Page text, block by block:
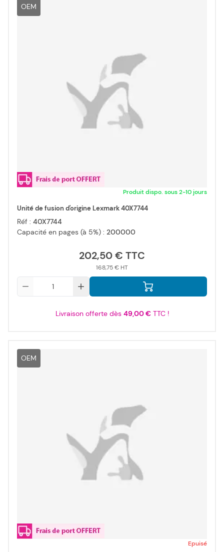
OEM
Produit dispo. sous 2-10 jours
Unité de fusion d'origine Lexmark 40X7744
Réf : 40X7744
Capacité en pages (à 5%) : 200000
202,50 €
168,75 €
Livraison offerte dès 49,00 €TTC !
OEM
Epuisé